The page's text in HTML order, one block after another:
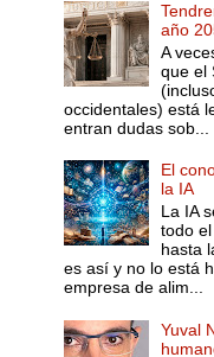
año
A
que el
occidentales) está
entran dudas sob...
El
la IA
La IA
todo
hasta
es así y no lo está
empresa de alim...
Yuval